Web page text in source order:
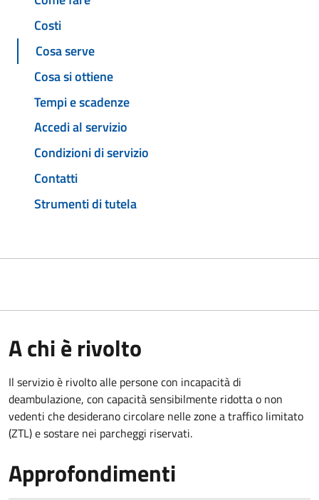
Costi
Cosa serve
Cosa si ottiene
Tempi e scadenze
Accedi al servizio
Condizioni di servizio
Contatti
Strumenti di tutela
A chi è rivolto
Il servizio è rivolto alle persone con incapacità di
deambulazione, con capacità sensibilmente ridotta o non
vedenti che desiderano circolare nelle zone a traffico limitato
(ZTL) e sostare nei parcheggi riservati.
Approfondimenti